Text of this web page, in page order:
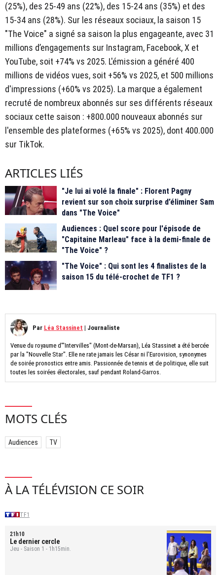
(25%), des 25-49 ans (22%), des 15-24 ans (35%) et des
15-34 ans (28%). Sur les réseaux sociaux, la saison 15
"The Voice" a signé sa saison la plus engageante, avec 31
millions d’engagements sur Instagram, Facebook, X et
YouTube, soit +74% vs 2025. L'émission a généré 400
millions de vidéos vues, soit +56% vs 2025, et 500 millions
d'impressions (+60% vs 2025). La marque a également
recruté de nombreux abonnés sur ses différents réseaux
sociaux cette saison : +800.000 nouveaux abonnés sur
l'ensemble des plateformes (+65% vs 2025), dont 400.000
sur TikTok.
ARTICLES LIÉS
"Je lui ai volé la finale" : Florent Pagny
revient sur son choix surprise d’éliminer Sam
dans "The Voice"
Audiences : Quel score pour l'épisode de
"Capitaine Marleau" face à la demi-finale de
"The Voice" ?
"The Voice" : Qui sont les 4 finalistes de la
saison 15 du télé-crochet de TF1 ?
Par Léa Stassinet | Journaliste
Venue du royaume d'"Intervilles" (Mont-de-Marsan), Léa Stassinet a été bercée
par la "Nouvelle Star". Elle ne rate jamais les César ni l’Eurovision, synonymes
de soirée pronostics entre amis. Passionnée de tennis et de politique, elle suit
toutes les soirées électorales, sauf pendant Roland-Garros.
MOTS CLÉS
Audiences TV
À LA TÉLÉVISION CE SOIR
TF1
21h10
Le dernier cercle
Jeu - Saison 1 - 1h15min.